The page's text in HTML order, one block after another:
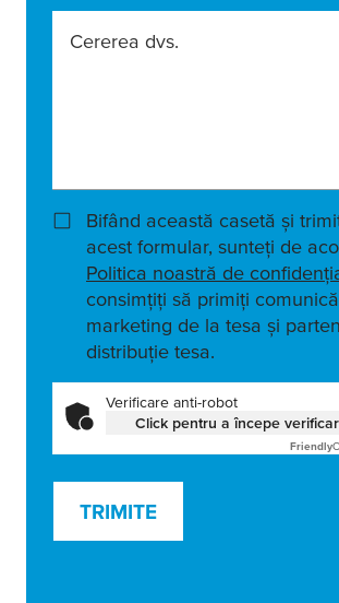
Cererea dvs.
Bifând această casetă și
acest formular, sunteți de
Politica noastră de
consimțiți să primiți
marketing de la tesa și
distribuție tesa.
Verificare anti-robot
Click pentru a începe
Friendly
TRIMITE